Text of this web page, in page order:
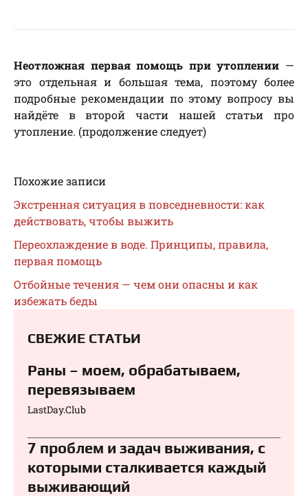
Неотложная первая помощь при утоплении —
это отдельная и большая тема, поэтому более
подробные рекомендации по этому вопросу вы
найдёте в второй части нашей статьи про
утопление. (продолжение следует)
Похожие записи
Экстренная ситуация в повседневности: как
действовать, чтобы выжить
Переохлаждение в воде. Принципы, правила,
первая помощь
Отбойные течения — чем они опасны и как
избежать беды
СВЕЖИЕ СТАТЬИ
Раны – моем, обрабатываем,
перевязываем⁠⁠
LastDay.Club
7 проблем и задач выживания, с
которыми сталкивается каждый
выживающий